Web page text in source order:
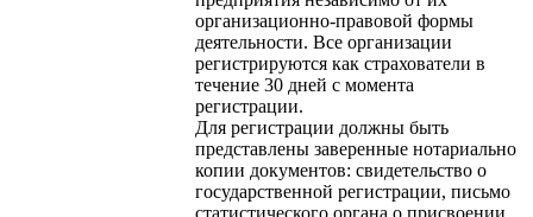
организационно-правовой формы
деятельности. Все организации
регистрируются как страхователи в
течение 30 дней с момента
регистрации.
Для регистрации должны быть
представлены заверенные нотариально
копии документов: свидетельство о
государственной регистрации, письмо